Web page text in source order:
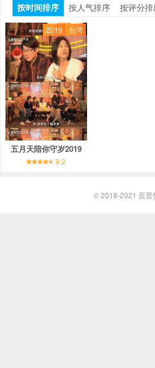
按时间排序
按人气排序 按评分
2019 台湾
五月天陪你守岁2019
9.2
© 2018-2021 蛋蛋